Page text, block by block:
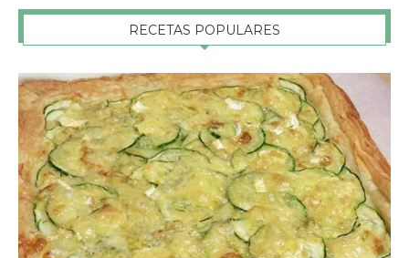
RECETAS POPULARES